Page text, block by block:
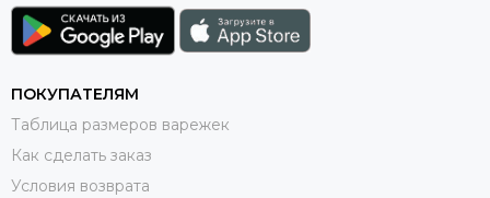
ПОКУПАТЕЛЯМ
Таблица размеров варежек
Как сделать заказ
Условия возврата